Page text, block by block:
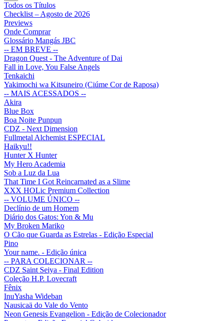
Todos os Títulos
Checklist – Agosto de 2026
Previews
Onde Comprar
Glossário Mangás JBC
-- EM BREVE --
Dragon Quest - The Adventure of Dai
Fall in Love, You False Angels
Tenkaichi
Yakimochi wa Kitsuneiro (Ciúme Cor de Raposa)
-- MAIS ACESSADOS --
Akira
Blue Box
Boa Noite Punpun
CDZ - Next Dimension
Fullmetal Alchemist ESPECIAL
Haikyu!!
Hunter X Hunter
My Hero Academia
Sob a Luz da Lua
That Time I Got Reincarnated as a Slime
XXX HOLic Premium Collection
-- VOLUME ÚNICO --
Declínio de um Homem
Diário dos Gatos: Yon & Mu
My Broken Mariko
O Cão que Guarda as Estrelas - Edição Especial
Pino
Your name. - Edição única
-- PARA COLECIONAR --
CDZ Saint Seiya - Final Edition
Coleção H.P. Lovecraft
Fênix
InuYasha Wideban
Nausicaä do Vale do Vento
Neon Genesis Evangelion - Edição de Colecionador